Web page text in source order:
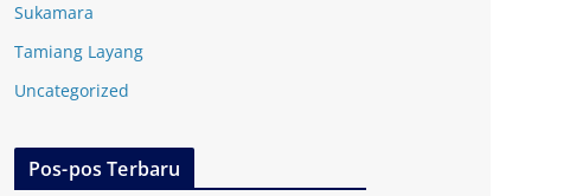
Sukamara
Tamiang Layang
Uncategorized
Pos-pos Terbaru